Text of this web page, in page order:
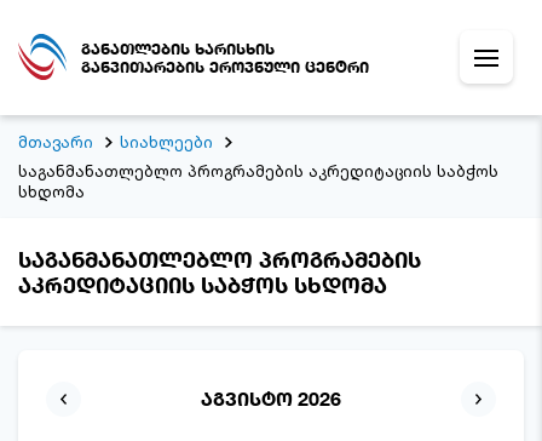
განათლების ხარისხის
განვითარების ეროვნული ცენტრი
მთავარი
სიახლეები
საგანმანათლებლო პროგრამების აკრედიტაციის საბჭოს
სხდომა
საგანმანათლებლო პროგრამების
აკრედიტაციის საბჭოს სხდომა
აგვისტო 2026